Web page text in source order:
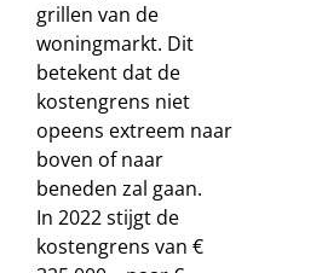
grillen van de
woningmarkt. Dit
betekent dat de
kostengrens niet
opeens extreem naar
boven of naar
beneden zal gaan.
In 2022 stijgt de
kostengrens van €